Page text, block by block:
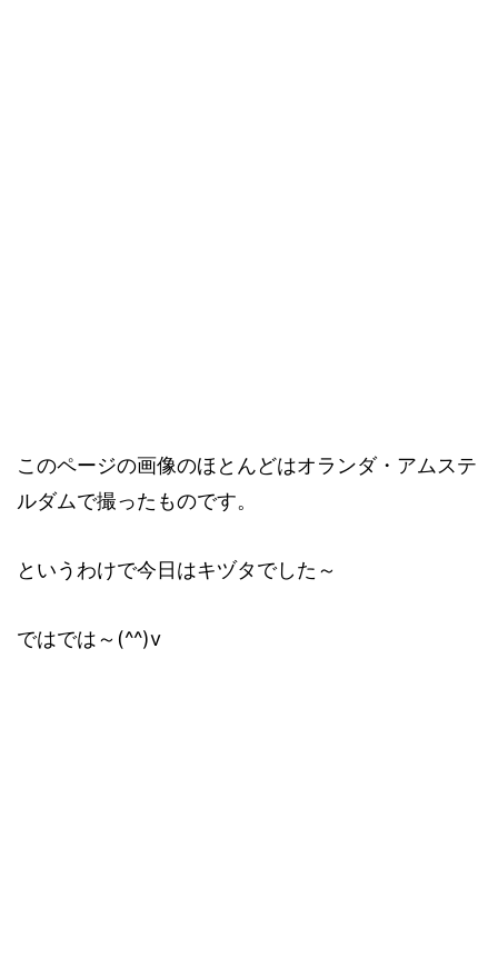
このページの画像のほとんどはオランダ・アムステ
ルダムで撮ったものです。
というわけで今日はキヅタでした～
ではでは～(^^)v